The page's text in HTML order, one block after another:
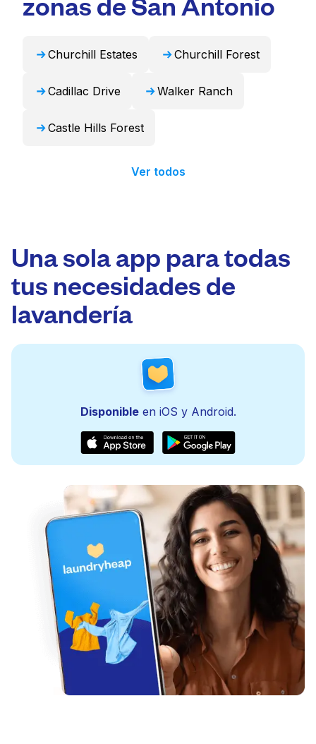
profesional y devolverlos listos para usar en
Churchill Estates Churchill Forest
Cadillac Drive Walker Ranch
Castle Hills Forest
Ver todos
Una sola app para todas
tus necesidades de
lavandería
Disponibleen iOS y Android.